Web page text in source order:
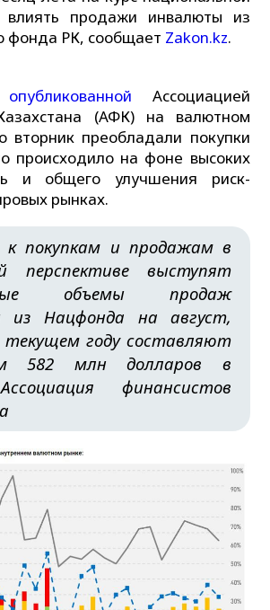
влиять продажи инвалюты из
фонда РК, сообщает Zakon.kz.
опубликованной Ассоциацией
(АФК) на валютном
вторник преобладали покупки
происходило на фоне высоких
и общего улучшения риск-
рынках.
к покупкам и продажам в
перспективе выступят
объемы продаж
из Нацфонда на август,
году составляют
582 млн долларов в
Ассоциация финансистов